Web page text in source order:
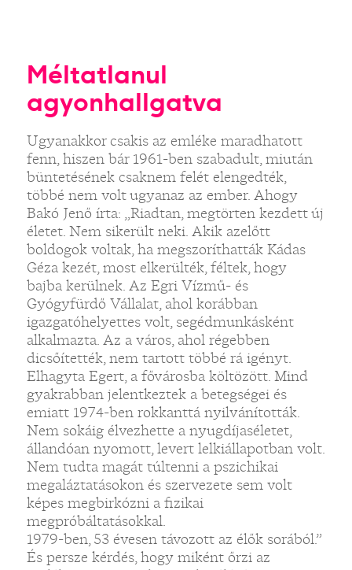
Méltatlanul
agyonhallgatva
Ugyanakkor csakis az emléke maradhatott
fenn, hiszen bár 1961-ben szabadult, miután
büntetésének csaknem felét elengedték,
többé nem volt ugyanaz az ember. Ahogy
Bakó Jenő írta: „Riadtan, megtörten kezdett új
életet. Nem sikerült neki. Akik azelőtt
boldogok voltak, ha megszoríthatták Kádas
Géza kezét, most elkerülték, féltek, hogy
bajba kerülnek. Az Egri Vízmű- és
Gyógyfürdő Vállalat, ahol korábban
igazgatóhelyettes volt, segédmunkásként
alkalmazta. Az a város, ahol régebben
dicsőítették, nem tartott többé rá igényt.
Elhagyta Egert, a fővárosba költözött. Mind
gyakrabban jelentkeztek a betegségei és
emiatt 1974-ben rokkanttá nyilvánították.
Nem sokáig élvezhette a nyugdíjaséletet,
állandóan nyomott, levert lelkiállapotban volt.
Nem tudta magát túltenni a pszichikai
megaláztatásokon és szervezete sem volt
képes megbirkózni a fizikai
megpróbáltatásokkal.
1979-ben, 53 évesen távozott az élők sorából.”
És persze kérdés, hogy miként őrzi az